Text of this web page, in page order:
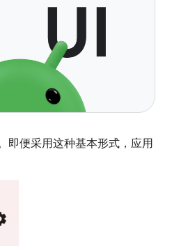
即便采用这种基本形式，应用